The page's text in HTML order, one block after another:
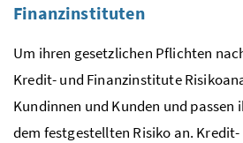
Finanzinstituten
Um ihren gesetzlichen Pflichten
Kredit- und Finanzinstitute
Kundinnen und Kunden und
dem festgestellten Risiko an.